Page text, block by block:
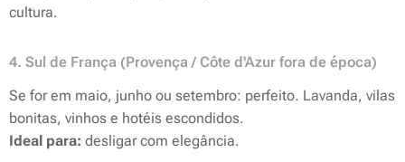
cultura.
4. Sul de França (Provença / Côte d'Azur fora de época)
Se for em maio, junho ou setembro: perfeito. Lavanda, vilas
bonitas, vinhos e hotéis escondidos.
Ideal para: desligar com elegância.